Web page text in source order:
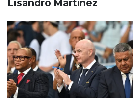
Lisandro Martínez